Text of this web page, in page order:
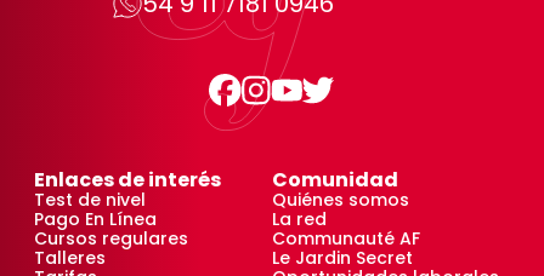
Enlaces de interés
Test de nivel
Pago En Línea
Cursos regulares
Talleres
Comunidad
Quiénes somos
La red
Communauté AF
Le Jardin Secret